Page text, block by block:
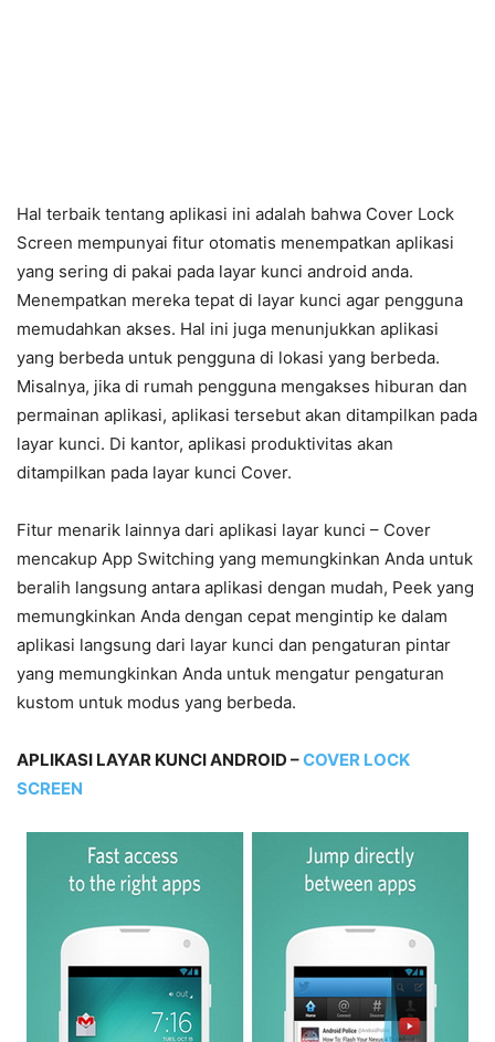
Hal terbaik tentang aplikasi ini adalah bahwa Cover Lock
Screen mempunyai fitur otomatis menempatkan aplikasi
yang sering di pakai pada layar kunci android anda.
Menempatkan mereka tepat di layar kunci agar pengguna
memudahkan akses. Hal ini juga menunjukkan aplikasi
yang berbeda untuk pengguna di lokasi yang berbeda.
Misalnya, jika di rumah pengguna mengakses hiburan dan
permainan aplikasi, aplikasi tersebut akan ditampilkan pada
layar kunci. Di kantor, aplikasi produktivitas akan
ditampilkan pada layar kunci Cover.
Fitur menarik lainnya dari aplikasi layar kunci – Cover
mencakup App Switching yang memungkinkan Anda untuk
beralih langsung antara aplikasi dengan mudah, Peek yang
memungkinkan Anda dengan cepat mengintip ke dalam
aplikasi langsung dari layar kunci dan pengaturan pintar
yang memungkinkan Anda untuk mengatur pengaturan
kustom untuk modus yang berbeda.
APLIKASI LAYAR KUNCI ANDROID –COVER LOCK
SCREEN